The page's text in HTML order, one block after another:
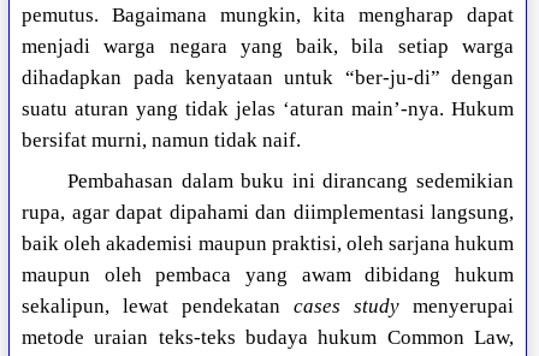
pemutus. Bagaimana mungkin, kita mengharap dapat
menjadi warga negara yang baik, bila setiap warga
dihadapkan pada kenyataan untuk “ber-ju-di” dengan
suatu aturan yang tidak jelas ‘aturan main’-nya. Hukum
bersifat murni, namun tidak naif.
Pembahasan dalam buku ini dirancang sedemikian
rupa, agar dapat dipahami dan diimplementasi langsung,
baik oleh akademisi maupun praktisi, oleh sarjana hukum
maupun oleh pembaca yang awam dibidang hukum
sekalipun, lewat pendekatancases study menyerupai
metode uraian teks-teks budaya hukum Common Law,